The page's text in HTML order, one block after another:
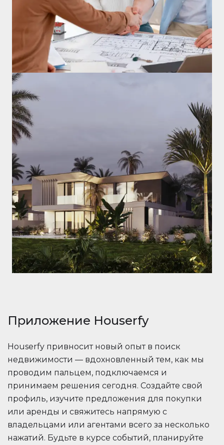
Приложение Houserfy
Houserfy привносит новый опыт в поиск
недвижимости — вдохновленный тем, как мы
проводим пальцем, подключаемся и
принимаем решения сегодня. Создайте свой
профиль, изучите предложения для покупки
или аренды и свяжитесь напрямую с
владельцами или агентами всего за несколько
нажатий. Будьте в курсе событий, планируйте